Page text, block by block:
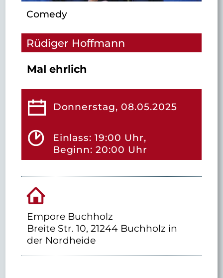
Comedy
Rüdiger Hoffmann
Mal ehrlich
Donnerstag, 08.05.2025
Einlass: 19:00 Uhr,
Beginn: 20:00 Uhr
Empore Buchholz
Breite Str. 10, 21244 Buchholz in
der Nordheide